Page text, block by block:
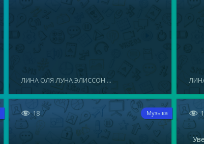
ЛИНА ОЛЯ ЛУНА ЭЛИССОН ...
 18 Музыка 